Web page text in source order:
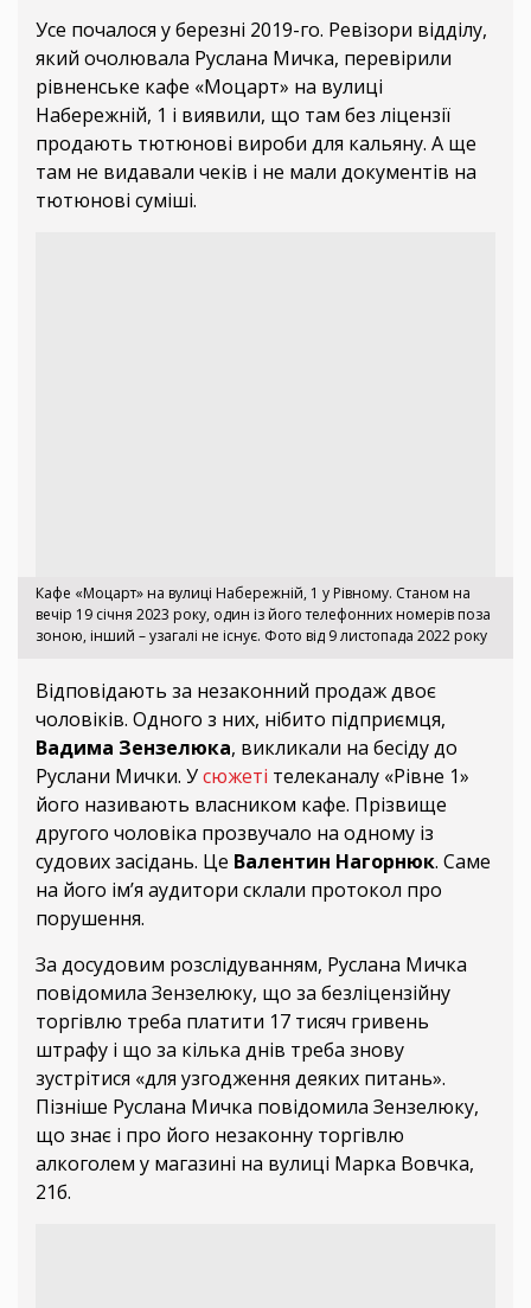
Усе почалося у березні 2019-го. Ревізори відділу,
який очолювала Руслана Мичка, перевірили
рівненське кафе «Моцарт» на вулиці
Набережній, 1 і виявили, що там без ліцензії
продають тютюнові вироби для кальяну. А ще
там не видавали чеків і не мали документів на
тютюнові суміші.
Кафе «Моцарт» на вулиці Набережній, 1 у Рівному. Станом на
вечір 19 січня 2023 року, один із його телефонних номерів поза
зоною, інший – узагалі не існує. Фото від 9 листопада 2022 року
Відповідають за незаконний продаж двоє
чоловіків. Одного з них, нібито підприємця,
Вадима Зензелюка, викликали на бесіду до
Руслани Мички. Усюжеті телеканалу «Рівне 1»
його називають власником кафе. Прізвище
другого чоловіка прозвучало на одному із
судових засідань. Це Валентин Нагорнюк. Саме
на його ім’я аудитори склали протокол про
порушення.
За досудовим розслідуванням, Руслана Мичка
повідомила Зензелюку, що за безліцензійну
торгівлю треба платити 17 тисяч гривень
штрафу і що за кілька днів треба знову
зустрітися «для узгодження деяких питань».
Пізніше Руслана Мичка повідомила Зензелюку,
що знає і про його незаконну торгівлю
алкоголем у магазині на вулиці Марка Вовчка,
21б.